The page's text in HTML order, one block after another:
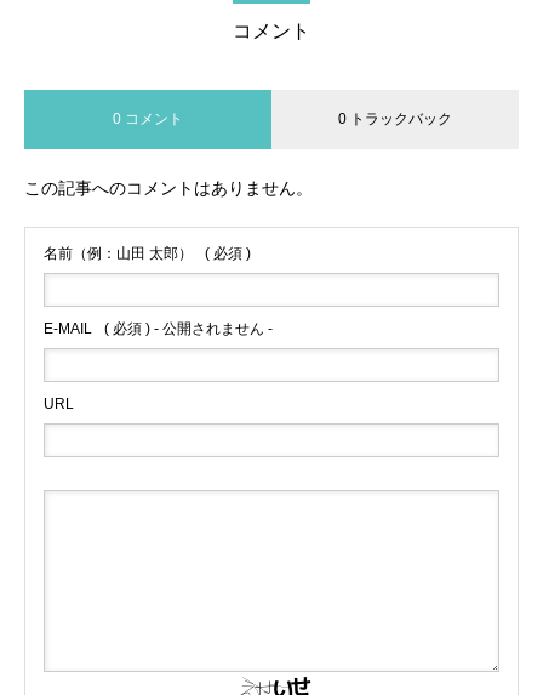
コメント
0 コメント 0 トラックバック
この記事へのコメントはありません。
名前（例：山田 太郎） ( 必須 )
E-MAIL ( 必須 ) - 公開されません -
URL